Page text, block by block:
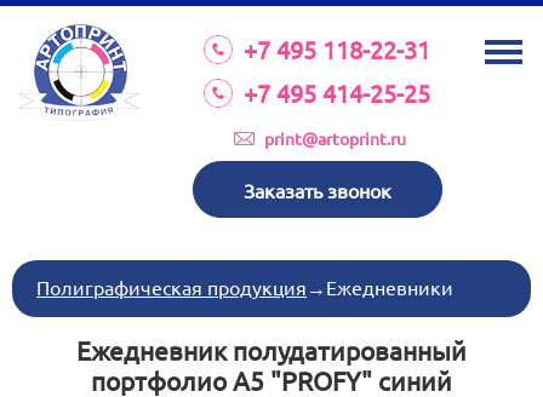
+7 495 118-22-31
+7 495 414-25-25
print@artoprint.ru
Заказать звонок
О КОМПАНИИ
УСЛУГИ
КАТАЛОГ
ТРЕБОВАНИЯ К МАКЕТАМ
НОВОСТИ
ИНВЕСТИЦИИ
КОНТАКТЫ
Полиграфическая продукция → Ежедневники
Ежедневник полудатированный
портфолио А5 "PROFY" синий